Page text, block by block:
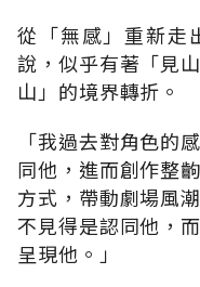
從「無感」重新走
說，似乎有著「見
山」的境界轉折。
「我過去對角色的
同他，進而創作整
方式，帶動劇場風
不見得是認同他，
呈現他。」